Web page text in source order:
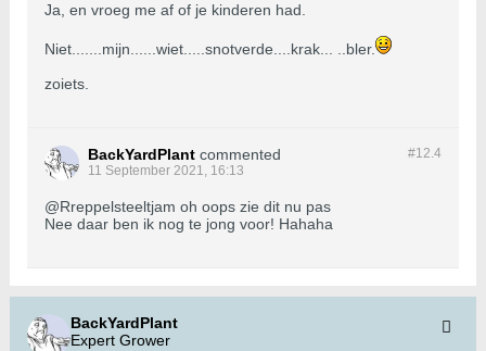
Ja, en vroeg me af of je kinderen had.
Niet.......mijn......wiet.....snotverde....krak... ..bler.
zoiets.
#12.4
BackYardPlant commented
11 September 2021, 16:13
@Rreppelsteeltjam oh oops zie dit nu pas
Nee daar ben ik nog te jong voor! Hahaha
BackYardPlant
Expert Grower